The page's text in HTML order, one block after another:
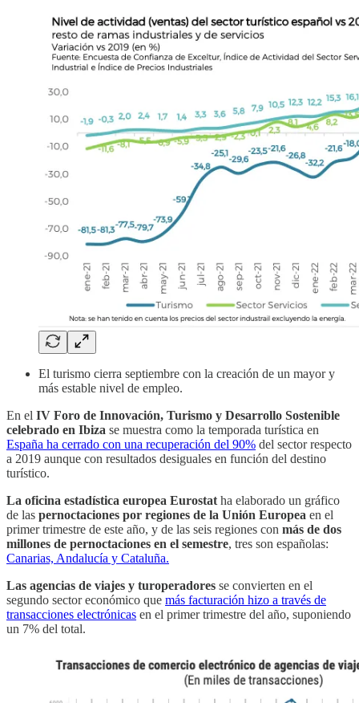
El turismo cierra septiembre con la creación de un mayor y
más estable nivel de empleo.
En el IV Foro de Innovación, Turismo y Desarrollo Sostenible
celebrado en Ibiza se muestra como la temporada turística en
España ha cerrado con una recuperación del 90% del sector respecto
a 2019 aunque con resultados desiguales en función del destino
turístico.
La oficina estadística europea Eurostat ha elaborado un gráfico
de las pernoctaciones por regiones de la Unión Europea en el
primer trimestre de este año, y de las seis regiones con más de dos
millones de pernoctaciones en el semestre, tres son españolas:
Canarias, Andalucía y Cataluña.
Las agencias de viajes y turoperadores se convierten en el
segundo sector económico que más facturación hizo a través de
transacciones electrónicas en el primer trimestre del año, suponiendo
un 7% del total.